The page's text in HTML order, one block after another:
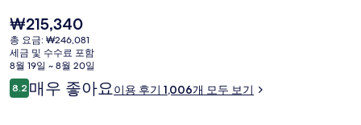
갤
러
리
만족했습니다.
현
재
가
격
은
₩215,340
₩215,340
총 요금: ₩246,081
세금 및 수수료 포함
8월 19일 ~ 8월 20일
이
용
8.210점 만점 중 8.2점.
매우 좋아요이용 후기 1,006개 모두 보기